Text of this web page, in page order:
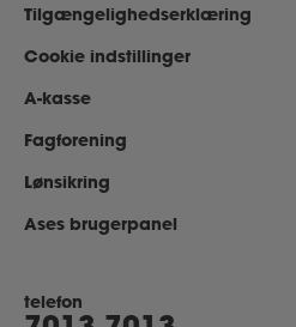
Tilgængelighedserklæring
Cookie indstillinger
A-kasse
Fagforening
Lønsikring
Ases brugerpanel
telefon